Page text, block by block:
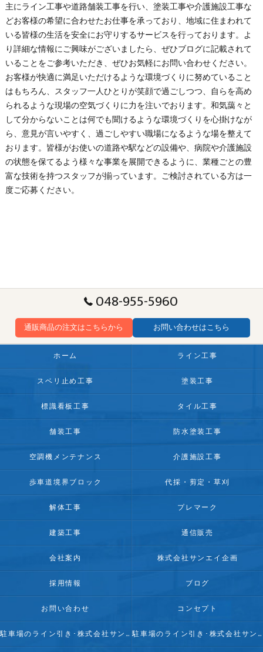
主にライン工事や道路舗装工事を行い、塗装工事や介護施設工事な
どお客様の希望に合わせたお仕事を承っており、地域に住まわれて
いる皆様の生活を安全にお守りするサービスを行っております。よ
り詳細な情報にご興味がございましたら、ぜひブログに記載されて
いることをご参考いただき、ぜひお気軽にお問い合わせください。
お客様が快適に満足いただけるような環境づくりに努めていること
はもちろん、スタッフ一人ひとりが笑顔で過ごしつつ、自らを高め
られるような現場の空気づくりに力を注いでおります。和気藹々と
して分からないことは何でも聞けるような環境づくりを心掛けなが
ら、意見が言いやすく、過ごしやすい職場になるような場を整えて
おります。皆様がお使いの道路や駅などの設備や、病院や介護施設
の状態を保てるよう様々な事業を展開できるように、業種ごとの豊
富な技術を持つスタッフが揃っています。ご検討されている方は一
度ご応募ください。
048-955-5960
通販商品の注文はこちらから お問い合わせはこちら
ホーム ライン工事
スベリ止め工事 塗装工事
標識看板工事 タイル工事
舗装工事 防水塗装工事
空調機メンテナンス 介護施設工事
歩車道境界ブロック 代採・剪定・草刈
解体工事 プレマーク
建築工事 通信販売
会社案内 株式会社サンエイ企画
採用情報 ブログ
お問い合わせ コンセプト
駐車場のライン引き･株式会社サンエイ企画の口コミ情報 駐車場のライン引き･株式会社サンエイ企画の評判